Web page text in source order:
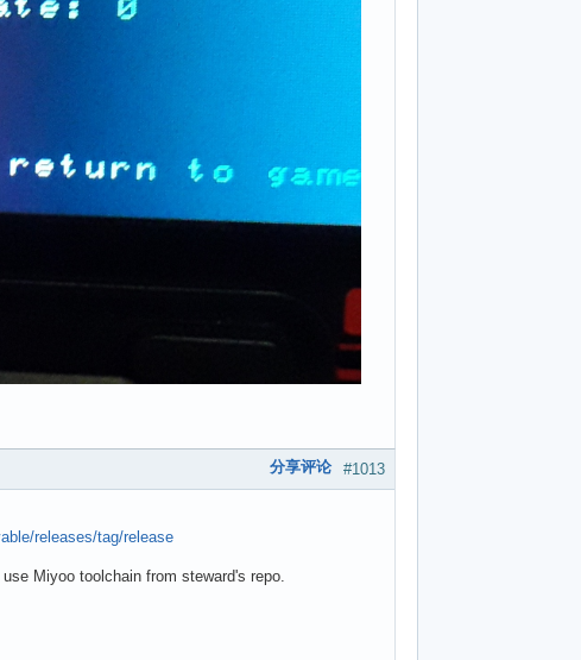
#1013
分享评论
releases/tag/release
Miyoo toolchain from steward's repo.